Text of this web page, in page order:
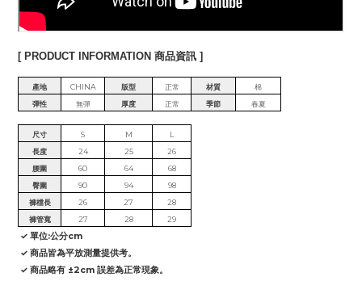
[ PRODUCT INFORMATION 商品資訊 ]
產地 CHINA 版型 正常 材質
棉
彈性
無彈 厚度 正常 季節 春夏
尺寸 S M
L
長度
24 25
26
腰圍
60 64
68
臀圍
90 94
98
褲檔長
26 27
28
褲管寬
27 28 29
✓ 單位:公分cm
✓ 商品皆為平放測量提供考。
✓ 商品略有 ±2cm 誤差為正常現象。